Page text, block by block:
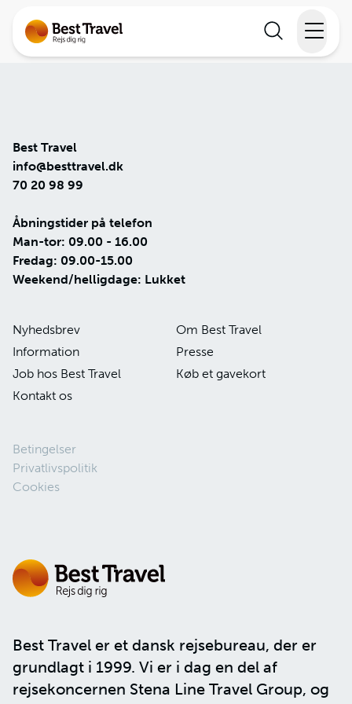
Rejsekalender
Information
Best Travel er et dansk rejsebureau, der er
grundlagt i 1999. Vi er i dag en del af
rejsekoncernen Stena Line Travel Group, og
Best Travel
info@besttravel.dk
70 20 98 99
Åbningstider på telefon
Man-tor: 09.00 - 16.00
Fredag: 09.00-15.00
Weekend/helligdage: Lukket
Nyhedsbrev
Om Best Travel
Information
Presse
Job hos Best Travel
Køb et gavekort
Kontakt os
Betingelser
Privatlivspolitik
Cookies